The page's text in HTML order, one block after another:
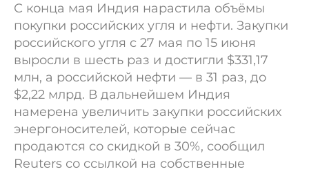
С конца мая Индия нарастила объёмы
покупки российских угля и нефти. Закупки
российского угля с 27 мая по 15 июня
выросли в шесть раз и достигли $331,17
млн, а российской нефти — в 31 раз, до
$2,22 млрд. В дальнейшем Индия
намерена увеличить закупки российских
энергоносителей, которые сейчас
продаются со скидкой в 30%, сообщил
Reuters со ссылкой на собственные